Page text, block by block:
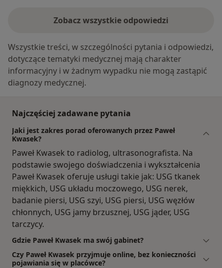
Zobacz wszystkie odpowiedzi
Wszystkie treści, w szczególności pytania i odpowiedzi,
dotyczące tematyki medycznej mają charakter
informacyjny i w żadnym wypadku nie mogą zastąpić
diagnozy medycznej.
Najczęściej zadawane pytania
Jaki jest zakres porad oferowanych przez Paweł
Kwasek?
Paweł Kwasek to radiolog, ultrasonografista. Na
podstawie swojego doświadczenia i wykształcenia
Paweł Kwasek oferuje usługi takie jak: USG tkanek
miękkich, USG układu moczowego, USG nerek,
badanie piersi, USG szyi, USG piersi, USG węzłów
chłonnych, USG jamy brzusznej, USG jąder, USG
tarczycy.
Gdzie Paweł Kwasek ma swój gabinet?
Czy Paweł Kwasek przyjmuje online, bez konieczności
pojawiania się w placówce?